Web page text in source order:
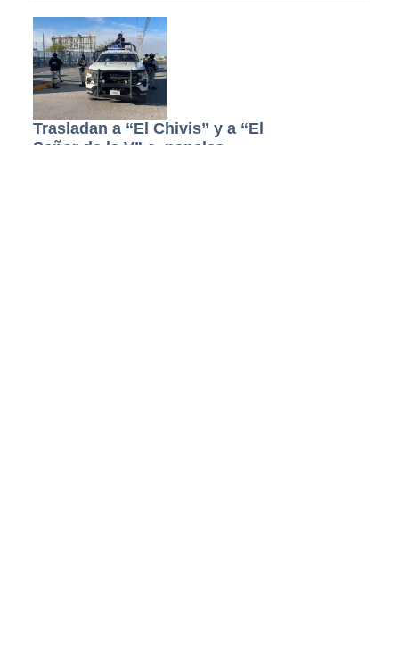
Trasladan a “El Chivis” y a “El
Señor de la V” a penales